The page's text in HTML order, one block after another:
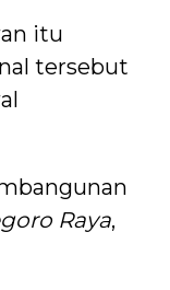
itu
tersebut
Raya,